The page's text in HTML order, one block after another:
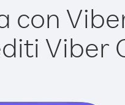
con
Viber